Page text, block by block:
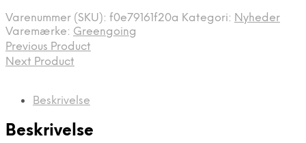
Varenummer (SKU): f0e79161f20a Kategori: Nyheder
Varemærke: Greengoing
Previous Product
Next Product
Beskrivelse
Beskrivelse